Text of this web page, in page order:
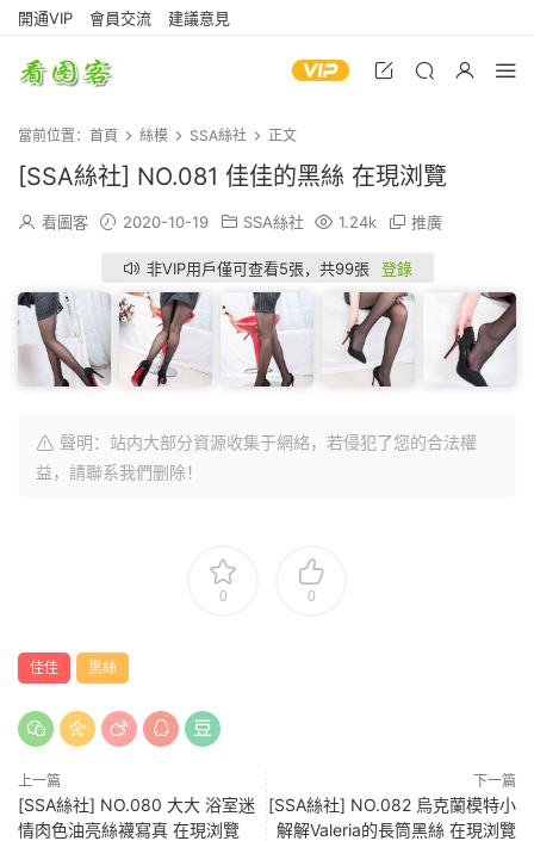
開通VIP 會員交流 建議意見
當前位置： 首頁 絲模 SSA絲社 正文
[SSA絲社] NO.081 佳佳的黑絲 在現浏覽
看圖客 2020-10-19 SSA絲社 1.24k 推廣
非VIP用戶僅可查看5張，共99張 登錄
聲明：站内大部分資源收集于網絡，若侵犯了您的合法權
益，請聯系我們删除！
0 0
佳佳 黑絲
上一篇
[SSA絲社] NO.080 大大 浴室迷
情肉色油亮絲襪寫真 在現浏覽
下一篇
[SSA絲社] NO.082 烏克蘭模特小
解解Valeria的長筒黑絲 在現浏覽